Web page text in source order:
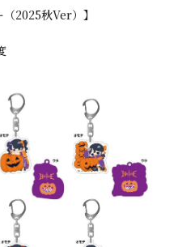
2025秋Ver）】